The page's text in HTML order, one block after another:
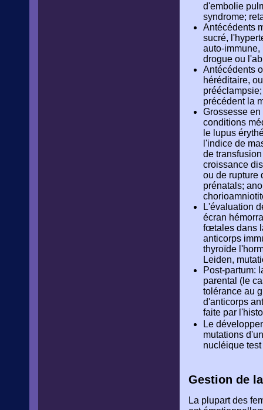
d'embolie
syndrome;
Antécédents
sucré,
auto-
drogue ou
Antécédents
héréditaire,
précédent la
Grossesse
conditions
le lupus
l'indice de
de
croissance
ou de rupture
prénatals;
L'évaluation
écran
fœtales dans
anticorps
thyroïde
Leiden,
Post-partum:
parental (le
tolérance au
d'anticorps
faite par
Le
mutations
nucléique
Gestion de
La plupart des